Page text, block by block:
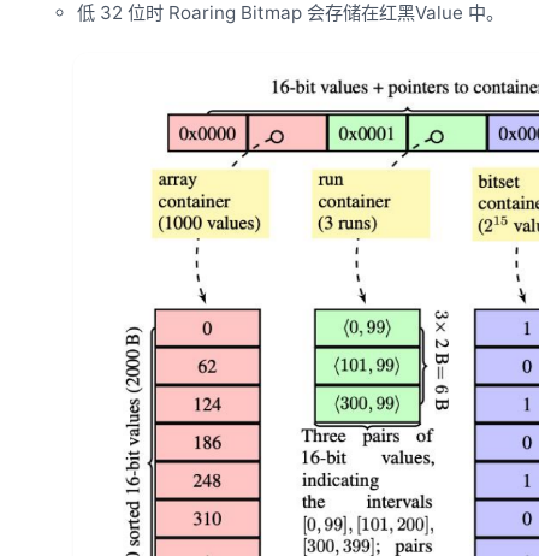
低 32 位时 Roaring Bitmap 会存储在红黑Value 中。